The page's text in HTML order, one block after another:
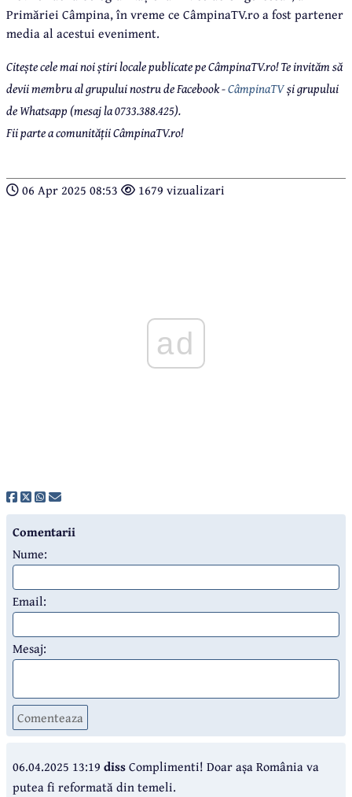
Primăriei Câmpina, în vreme ce CâmpinaTV.ro a fost partener
media al acestui eveniment.
Citește cele mai noi știri locale publicate pe CâmpinaTV.ro! Te invităm să
devii membru al grupului nostru de Facebook -CâmpinaTVși grupului
de Whatsapp (mesaj la 0733.388.425).
Fii parte a comunității CâmpinaTV.ro!
06 Apr 2025 08:53 1679 vizualizari
ad
Comentarii
Nume:
Email:
Mesaj:
Comenteaza
06.04.2025 13:19 dissComplimenti! Doar așa România va
putea fi reformată din temeli.